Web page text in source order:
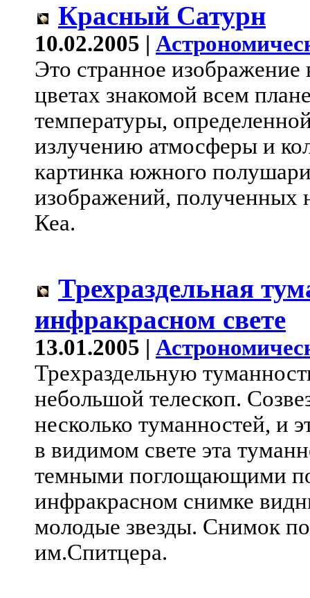
Красный Сатурн
10.02.2005 |
Это странное изображение
цветах знакомой всем
температуры,
излучению атмосферы и
картинка южного
изображений, полученных
Кеа.
Трехраздельная
инфракрасном свете
13.01.2005 |
Трехраздельную
небольшой телескоп.
несколько туманностей, и
в видимом свете эта
темными поглощающими
инфракрасном снимке
молодые звезды. Снимок
им.Спитцера.